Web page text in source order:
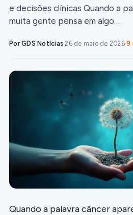
e decisões clínicas Quando a
muita gente pensa em algo…
Por GDS Notícias·26 de maio de 2026·9
Quando a palavra câncer